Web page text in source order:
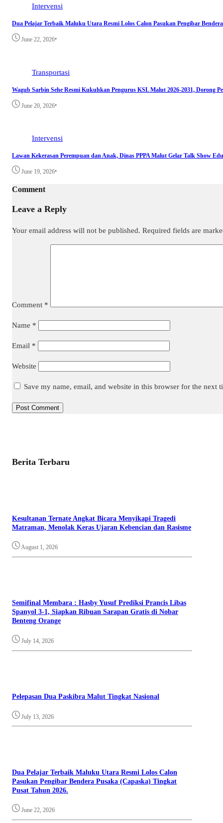
Intervensi
Dua Pelajar Terbaik Maluku Utara Resmi Lolos Calon Pasukan Pengibar
June 22, 2026•
Transportasi
Wagub Sarbin Sehe Resmi Kukuhkan Pengurus KSL Malut 2026-2031, Dorong
June 20, 2026•
Intervensi
Lawan Kekerasan Perempuan dan Anak, Dinas PPPA Malut Gelar Talk Show
June 19, 2026•
Comment
Leave a Reply
Your email address will not be published. Required fields are
Comment *
Name *
Email *
Website
Save my name, email, and website in this browser for the next
Berita Terbaru
Kesultanan Ternate Angkat Bicara Menyikapi Tragedi
Matraman, Menolak Keras Ujaran Kebencian dan Rasisme
August 1, 2026
Semifinal Membara : Hasby Yusuf Prediksi Prancis Libas
Spanyol 3-1, Siapkan Ribuan Sarapan Gratis di Nobar
Benteng Orange
July 14, 2026
Pelepasan Dua Paskibra Malut Tingkat Nasional
July 13, 2026
Dua Pelajar Terbaik Maluku Utara Resmi Lolos Calon
Pasukan Pengibar Bendera Pusaka (Capaska) Tingkat
Pusat Tahun 2026.
June 22, 2026